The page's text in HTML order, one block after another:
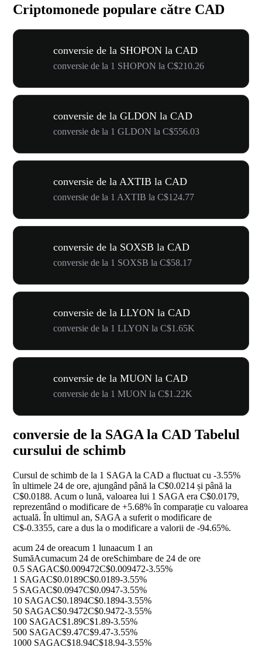
Criptomonede populare către CAD
conversie de la SHOPON la CAD
conversie de la 1 SHOPON la C$210.26
conversie de la GLDON la CAD
conversie de la 1 GLDON la C$556.03
conversie de la AXTIB la CAD
conversie de la 1 AXTIB la C$124.77
conversie de la SOXSB la CAD
conversie de la 1 SOXSB la C$58.17
conversie de la LLYON la CAD
conversie de la 1 LLYON la C$1.65K
conversie de la MUON la CAD
conversie de la 1 MUON la C$1.22K
conversie de la SAGA la CAD Tabelul
cursului de schimb
Cursul de schimb de la 1 SAGA la CAD a fluctuat cu -3.55%
în ultimele 24 de ore, ajungând până la C$0.0214 și până la
C$0.0188. Acum o lună, valoarea lui 1 SAGA era C$0.0179,
reprezentând o modificare de +5.68%în comparație cu valoarea
actuală. În ultimul an, SAGA a suferit o modificare de
C$-0.3355, care a dus la o modificare a valorii de -94.65%.
acum 24 de oreacum 1 lunaacum 1 an
SumăAcumacum 24 de oreSchimbare de 24 de ore
0.5 SAGAC$0.009472C$0.009472-3.55%
1 SAGAC$0.0189C$0.0189-3.55%
5 SAGAC$0.0947C$0.0947-3.55%
10 SAGAC$0.1894C$0.1894-3.55%
50 SAGAC$0.9472C$0.9472-3.55%
100 SAGAC$1.89C$1.89-3.55%
500 SAGAC$9.47C$9.47-3.55%
1000 SAGAC$18.94C$18.94-3.55%